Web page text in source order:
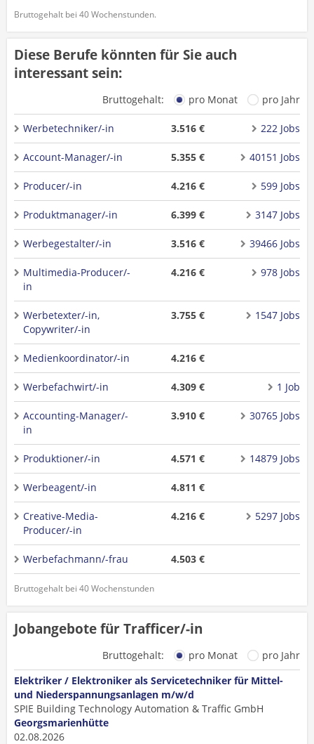
Bruttogehalt bei 40 Wochenstunden.
Diese Berufe könnten für Sie auch
interessant sein:
Bruttogehalt: pro Monat pro Jahr
Werbetechniker/-in 3.516 € 222 Jobs
Account-Manager/-in 5.355 € 40151 Jobs
Producer/-in 4.216 € 599 Jobs
Produktmanager/-in 6.399 € 3147 Jobs
Werbegestalter/-in 3.516 € 39466 Jobs
Multimedia-Producer/-
in
4.216 € 978 Jobs
Werbetexter/-in,
Copywriter/-in
3.755 € 1547 Jobs
Medienkoordinator/-in 4.216 €
Werbefachwirt/-in 4.309 € 1 Job
Accounting-Manager/-
in
3.910 € 30765 Jobs
Produktioner/-in 4.571 € 14879 Jobs
Werbeagent/-in 4.811 €
Creative-Media-
Producer/-in
4.216 € 5297 Jobs
Werbefachmann/-frau 4.503 €
Bruttogehalt bei 40 Wochenstunden
Jobangebote für Trafficer/-in
Bruttogehalt: pro Monat
pro Jahr
Elektriker / Elektroniker als Servicetechniker für Mittel-
und Niederspannungsanlagen m/w/d
SPIE Building Technology Automation & Traffic GmbH
Georgsmarienhütte
02.08.2026